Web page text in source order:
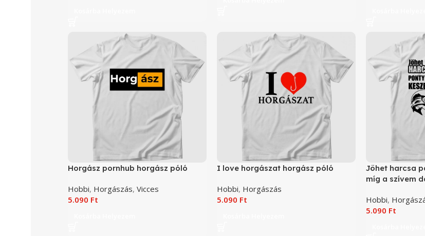
Horgász pornhub horgász póló
Hobbi, Horgászás, Vicces
5.090 Ft
I love horgászat horgász póló
Hobbi, Horgászás
5.090 Ft
Jöhet harcsa
míg a szívem
Hobbi,
5.090 Ft